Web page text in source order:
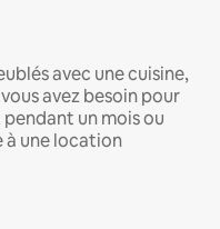
avec une cuisine,
avez besoin pour
un mois ou
à une location